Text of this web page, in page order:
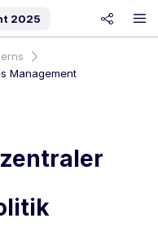
2025
Management